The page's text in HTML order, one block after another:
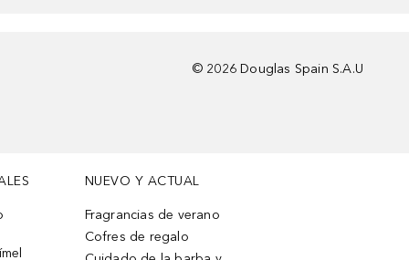
© 2026 Douglas Spain S.A.U
NUEVO Y ACTUAL
Fragrancias de verano
Cofres de regalo